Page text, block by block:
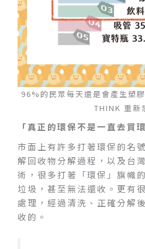
96%的民眾每天還是會產生塑
THINK 重新
「真正的環保不是一直去買
市面上有許多打著環保的名
解回收物分解過程，以及台
術，很多打著「環保」旗幟
垃圾，甚至無法還收。更有
處理，經過清洗、正確分解
收的。